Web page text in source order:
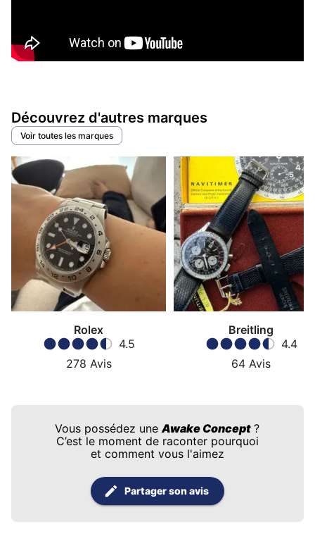
Découvrez d'autres marques
Voir toutes les marques
Rolex
4.5
278 Avis
Breitling
4.4
64 Avis
Vous possédez uneAwake Concept?
C’est le moment de raconter pourquoi
et comment vous l'aimez
Partager son avis